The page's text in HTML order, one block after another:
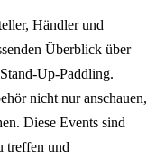
Händler und
Überblick über
Up-Paddling.
nicht nur anschauen,
Diese Events sind
treffen und